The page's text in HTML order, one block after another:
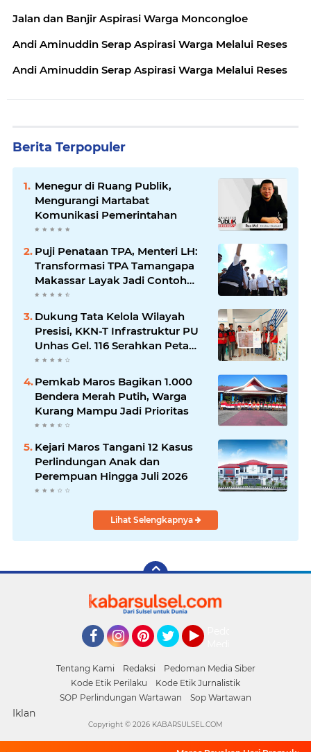
Jalan dan Banjir Aspirasi Warga Moncongloe
Andi Aminuddin Serap Aspirasi Warga Melalui Reses
Andi Aminuddin Serap Aspirasi Warga Melalui Reses
Berita Terpopuler
Menegur di Ruang Publik,
Mengurangi Martabat
Komunikasi Pemerintahan
Puji Penataan TPA, Menteri LH:
Transformasi TPA Tamangapa
Makassar Layak Jadi Contoh
Nasional
Dukung Tata Kelola Wilayah
Presisi, KKN-T Infrastruktur PU
Unhas Gel. 116 Serahkan Peta
Batas Dusun Berbasis GIS ke
Desa Bonto Matene
Pemkab Maros Bagikan 1.000
Bendera Merah Putih, Warga
Kurang Mampu Jadi Prioritas
Kejari Maros Tangani 12 Kasus
Perlindungan Anak dan
Perempuan Hingga Juli 2026
Lihat Selengkapnya
Tentang Kami Redaksi
Pedoman Media Siber
Kode Etik Perilaku
Kode Etik Jurnalistik
SOP Perlindungan Wartawan
Sop Wartawan
Iklan
Copyright © 2026 KABARSULSEL.COM